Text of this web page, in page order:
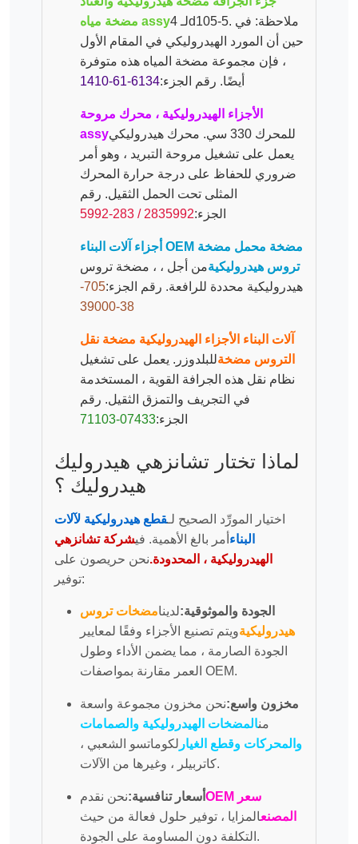
مضخة مياه assyلـ 4d105-5. ملاحظة: في
حين أن المورد الهيدروليكي في المقام الأول
، فإن مجموعة مضخة المياه هذه متوفرة
أيضًا. رقم الجزء:6134-61-1410
الأجزاء الهيدروليكية ، محرك مروحة
assyللمحرك 330 سي. محرك هيدروليكي
يعمل على تشغيل مروحة التبريد ، وهو أمر
ضروري للحفاظ على درجة حرارة المحرك
المثلى تحت الحمل الثقيل. رقم
الجزء:2835992 / 283-5992
أجزاء آلات البناء OEM مضخة محمل مضخة
تروس هيدروليكيةمن أجل ، ، مضخة تروس
هيدروليكية محددة للرافعة. رقم الجزء:
705-
38-39000
آلات البناء الأجزاء الهيدروليكية مضخة نقل
التروس مضخةللبلدوزر. يعمل على تشغيل
نظام نقل هذه الجرافة القوية ، المستخدمة
في التجريف والتمزق الثقيل. رقم
الجزء:07433-71103
لماذا تختار تشانزهي هيدروليك
هيدروليك ؟
اختيار المورِّد الصحيح لـقطع هيدروليكية لآلات
البناء أمر بالغ الأهمية. فيشركة تشانزهي
الهيدروليكية ، المحدودة.نحن حريصون على
توفير:
الجودة والموثوقية:لدينامضخات تروس
هيدروليكيةويتم تصنيع الأجزاء وفقًا لمعايير
الجودة الصارمة ، مما يضمن الأداء وطول
العمر مقارنة بمواصفات OEM.
مخزون واسع:نحن مخزون مجموعة واسعة
منالمضخات الهيدروليكية والصمامات
والمحركات وقطع الغيار لكوماتسو الشعبي ،
كاتربيلر ، وغيرها من الآلات.
أسعار تنافسية:نحن نقدم
OEM سعر
المصنعالمزايا ، توفير حلول فعالة من حيث
التكلفة دون المساومة على الجودة.